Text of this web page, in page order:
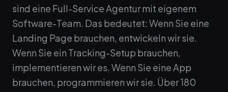
sind eine Full-Service Agentur mit eigenem
Software-Team. Das bedeutet: Wenn Sie eine
Landing Page brauchen, entwickeln wir sie.
Wenn Sie ein Tracking-Setup brauchen,
implementieren wir es. Wenn Sie eine App
brauchen, programmieren wir sie. Über 180